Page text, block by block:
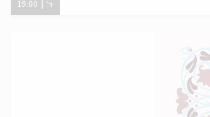
ד' | 19:00